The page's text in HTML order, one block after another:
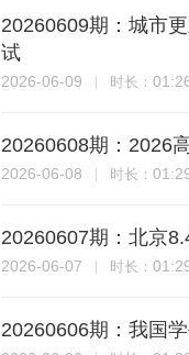
20260609期：城市
试
2026-06-09 时长：
20260608期：2026
2026-06-08 时长：
20260607期：北京
2026-06-07 时长：
20260606期：我国